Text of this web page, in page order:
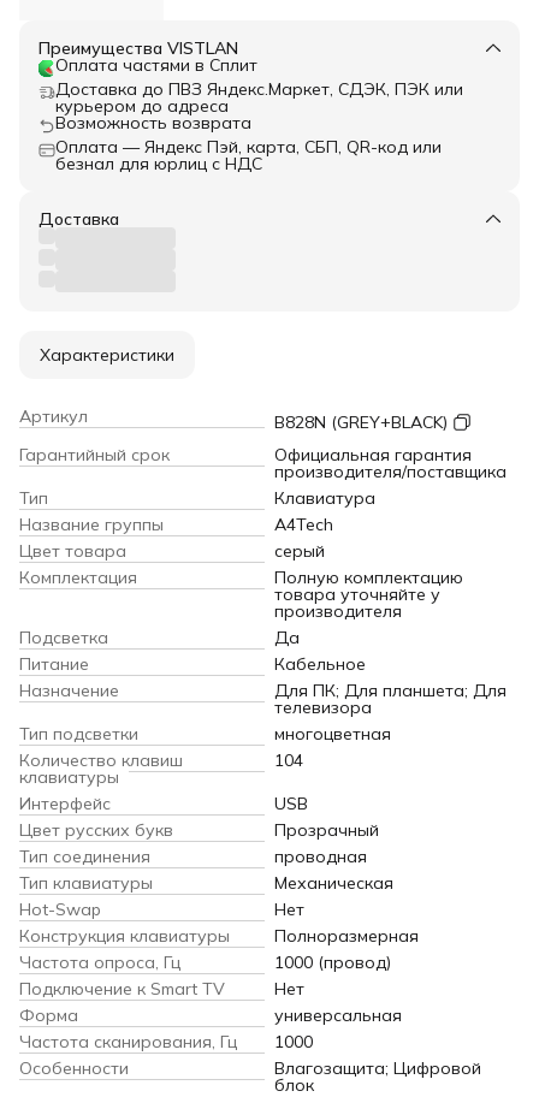
Преимущества VISTLAN
Оплата частями в Сплит
Доставка до ПВЗ Яндекс.Маркет, СДЭК, ПЭК или
курьером до адреса
Возможность возврата
Оплата — Яндекс Пэй, карта, СБП, QR-код или
безнал для юрлиц с НДС
Доставка
Характеристики
Артикул
B828N (GREY+BLACK)
Гарантийный срок
Официальная гарантия
производителя/поставщика
Тип
Клавиатура
Название группы
A4Tech
Цвет товара
серый
Комплектация
Полную комплектацию
товара уточняйте у
производителя
Подсветка
Да
Питание
Кабельное
Назначение
Для ПК; Для планшета; Для
телевизора
Тип подсветки
многоцветная
Количество клавиш
клавиатуры
104
Интерфейс
USB
Цвет русских букв
Прозрачный
Тип соединения
проводная
Тип клавиатуры
Механическая
Hot-Swap
Нет
Конструкция клавиатуры
Полноразмерная
Частота опроса, Гц
1000 (провод)
Подключение к Smart TV
Нет
Форма
универсальная
Частота сканирования, Гц
1000
Особенности
Влагозащита; Цифровой
блок